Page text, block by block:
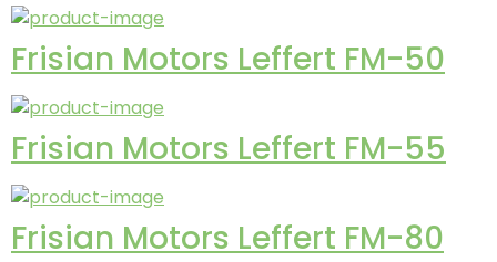
Frisian Motors Leffert FM-50
Frisian Motors Leffert FM-55
Frisian Motors Leffert FM-80